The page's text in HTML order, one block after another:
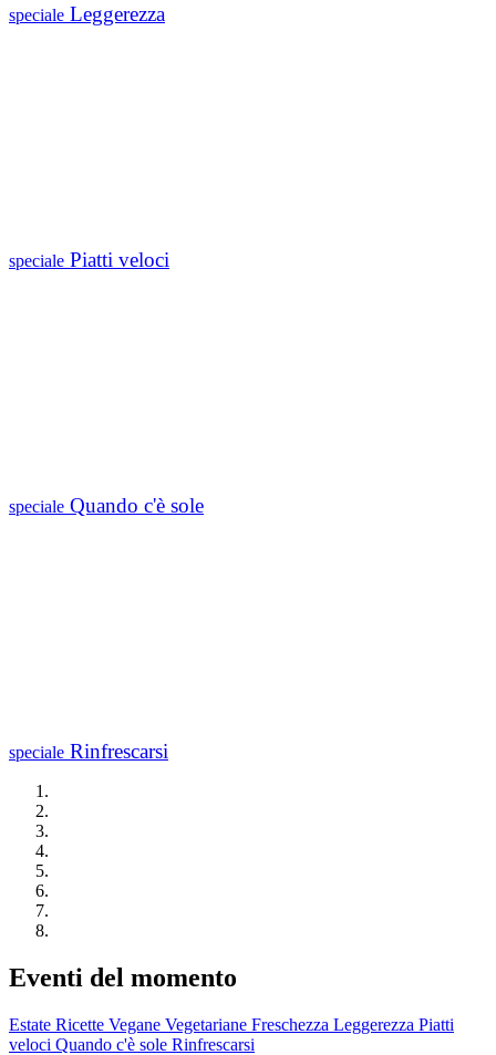
speciale Leggerezza
speciale Piatti veloci
speciale Quando c'è sole
speciale Rinfrescarsi
Eventi del momento
Estate Ricette Vegane Vegetariane Freschezza Leggerezza Piatti
veloci Quando c'è sole Rinfrescarsi